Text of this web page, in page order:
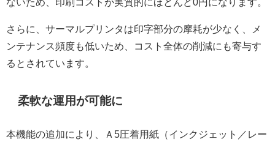
ないため、印刷コストが実質的にほとんど0円になります。
さらに、サーマルプリンタは印字部分の摩耗が少なく、メ
ンテナンス頻度も低いため、コスト全体の削減にも寄与す
るとされています。
柔軟な運用が可能に
本機能の追加により、Ａ5圧着用紙（インクジェット／レー